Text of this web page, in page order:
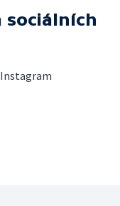
sociálních
Instagram